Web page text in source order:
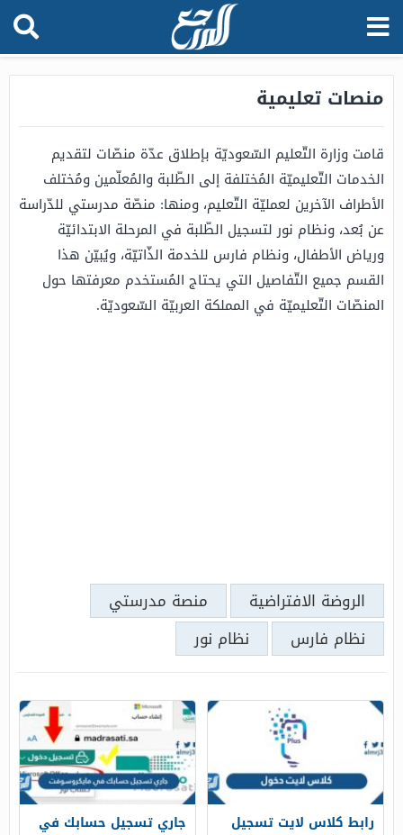
منصات تعليمية
قامت وزارة التّعليم السّعوديّة بإطلاق عدّة منصّات لتقديم
الخدمات التّعليميّة المُختلفة إلى الطّلبة والمُعلّمين ومُختلف
الأطراف الآخرين لعمليّة التّعليم، ومنها: منصّة مدرستي للدّراسة
عن بُعد، ونظام نور لتسجيل الطّلبة في المرحلة الابتدائيّة
ورياض الأطفال، ونظام فارس للخدمة الذّاتيّة، ويُبيّن هذا
القسم جميع التّفاصيل التي يحتاج المُستخدم معرفتها حول
المنصّات التّعليميّة في المملكة العربيّة السّعوديّة.
الروضة الافتراضية
منصة مدرستي
نظام فارس
نظام نور
رابط كلاس لايت تسجيل جاري تسجيل حسابك في